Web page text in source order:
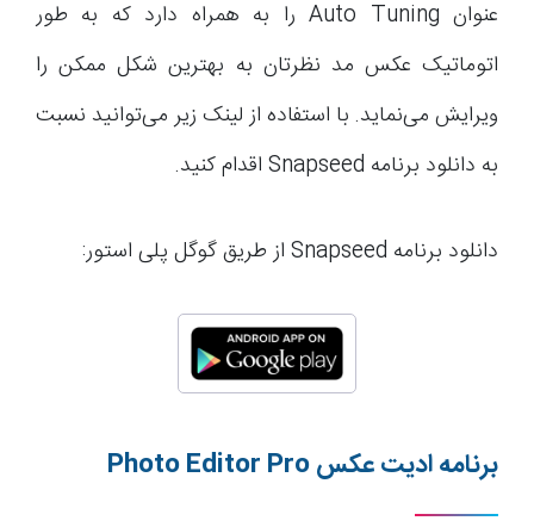
عنوان Auto Tuning را به همراه دارد که به طور
اتوماتیک عکس مد نظرتان به بهترین شکل ممکن را
ویرایش می‌نماید. با استفاده از لینک زیر می‌توانید نسبت
به دانلود برنامه Snapseed اقدام کنید.
دانلود برنامه Snapseed از طریق گوگل پلی استور:
برنامه ادیت عکسPhoto Editor Pro